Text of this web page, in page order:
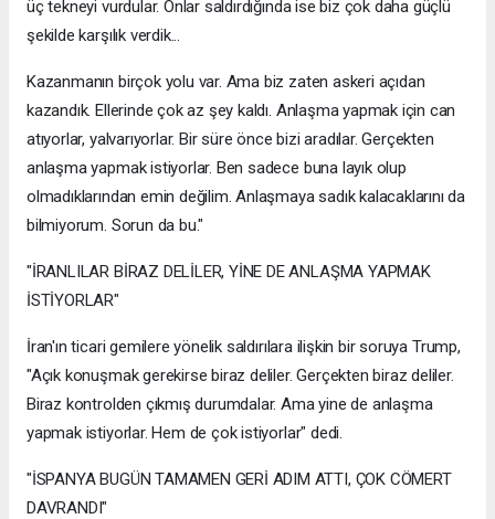
üç tekneyi vurdular. Onlar saldırdığında ise biz çok daha güçlü
şekilde karşılık verdik...
Kazanmanın birçok yolu var. Ama biz zaten askeri açıdan
kazandık. Ellerinde çok az şey kaldı. Anlaşma yapmak için can
atıyorlar, yalvarıyorlar. Bir süre önce bizi aradılar. Gerçekten
anlaşma yapmak istiyorlar. Ben sadece buna layık olup
olmadıklarından emin değilim. Anlaşmaya sadık kalacaklarını da
bilmiyorum. Sorun da bu."
"İRANLILAR BİRAZ DELİLER, YİNE DE ANLAŞMA YAPMAK
İSTİYORLAR"
İran'ın ticari gemilere yönelik saldırılara ilişkin bir soruya Trump,
"Açık konuşmak gerekirse biraz deliler. Gerçekten biraz deliler.
Biraz kontrolden çıkmış durumdalar. Ama yine de anlaşma
yapmak istiyorlar. Hem de çok istiyorlar" dedi.
"İSPANYA BUGÜN TAMAMEN GERİ ADIM ATTI, ÇOK CÖMERT
DAVRANDI"